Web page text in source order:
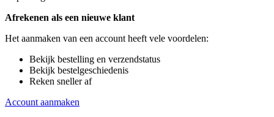
Afrekenen als een nieuwe klant
Het aanmaken van een account heeft vele voordelen:
Bekijk bestelling en verzendstatus
Bekijk bestelgeschiedenis
Reken sneller af
Account aanmaken